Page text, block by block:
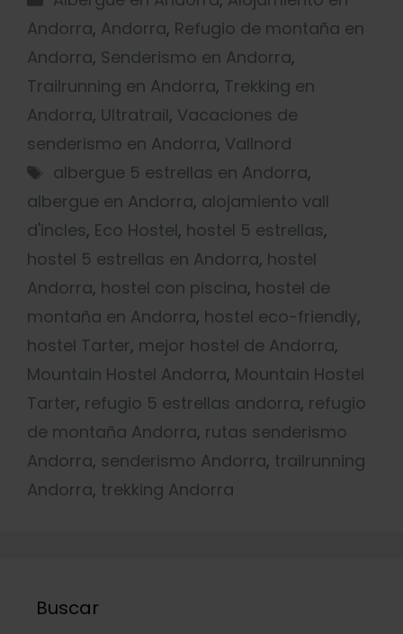
Andorra, Andorra, Refugio de montaña en
Andorra, Senderismo en Andorra,
Trailrunning en Andorra, Trekking en
Andorra, Ultratrail, Vacaciones de
senderismo en Andorra, Vallnord
albergue 5 estrellas en Andorra,
albergue en Andorra, alojamiento vall
d'incles, Eco Hostel, hostel 5 estrellas,
hostel 5 estrellas en Andorra, hostel
Andorra, hostel con piscina, hostel de
montaña en Andorra, hostel eco-friendly,
hostel Tarter, mejor hostel de Andorra,
Mountain Hostel Andorra, Mountain Hostel
Tarter, refugio 5 estrellas andorra, refugio
de montaña Andorra, rutas senderismo
Andorra, senderismo Andorra, trailrunning
Andorra, trekking Andorra
Buscar